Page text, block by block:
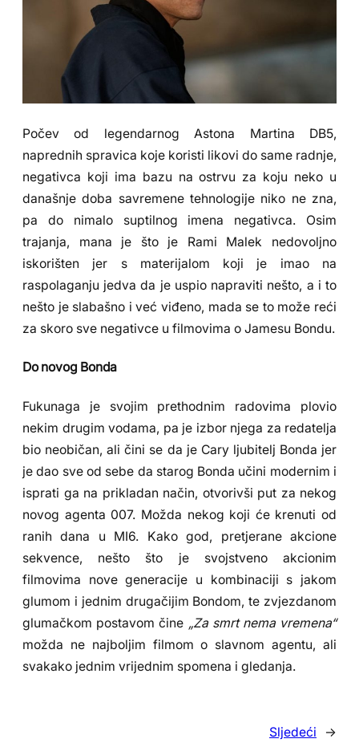
Počev od legendarnog Astona Martina DB5,
naprednih spravica koje koristi likovi do same radnje,
negativca koji ima bazu na ostrvu za koju neko u
današnje doba savremene tehnologije niko ne zna,
pa do nimalo suptilnog imena negativca. Osim
trajanja, mana je što je Rami Malek nedovoljno
iskorišten jer s materijalom koji je imao na
raspolaganju jedva da je uspio napraviti nešto, a i to
nešto je slabašno i već viđeno, mada se to može reći
za skoro sve negativce u filmovima o Jamesu Bondu.
Do novog Bonda
Fukunaga je svojim prethodnim radovima plovio
nekim drugim vodama, pa je izbor njega za redatelja
bio neobičan, ali čini se da je Cary ljubitelj Bonda jer
je dao sve od sebe da starog Bonda učini modernim i
isprati ga na prikladan način, otvorivši put za nekog
novog agenta 007. Možda nekog koji će krenuti od
ranih dana u MI6. Kako god, pretjerane akcione
sekvence, nešto što je svojstveno akcionim
filmovima nove generacije u kombinaciji s jakom
glumom i jednim drugačijim Bondom, te zvjezdanom
glumačkom postavom čine „Za smrt nema vremena“
možda ne najboljim filmom o slavnom agentu, ali
svakako jednim vrijednim spomena i gledanja.
Sljedeći →